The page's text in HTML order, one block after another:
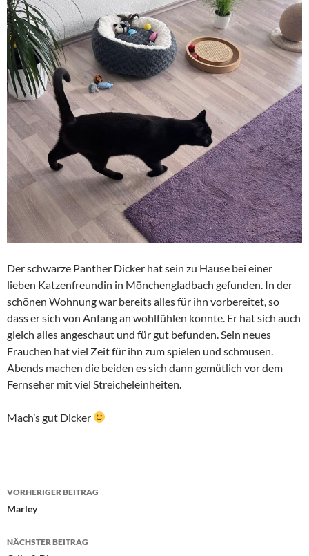
Der schwarze Panther Dicker hat sein zu Hause bei einer
lieben Katzenfreundin in Mönchengladbach gefunden. In der
schönen Wohnung war bereits alles für ihn vorbereitet, so
dass er sich von Anfang an wohlfühlen konnte. Er hat sich auch
gleich alles angeschaut und für gut befunden. Sein neues
Frauchen hat viel Zeit für ihn zum spielen und schmusen.
Abends machen die beiden es sich dann gemütlich vor dem
Fernseher mit viel Streicheleinheiten.
Mach’s gut Dicker
Beitragsnavigation
VORHERIGER BEITRAG
Marley
NÄCHSTER BEITRAG